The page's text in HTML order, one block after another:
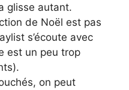
glisse autant.
de Noël est pas
s’écoute avec
est un peu trop
on peut